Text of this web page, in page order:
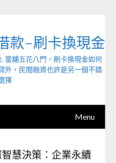
款-刷卡換現金
當舖五花八門，刷卡換現金如何
外，民間融資也許是另一個不錯
擇
Menu
慧決策：企業永續